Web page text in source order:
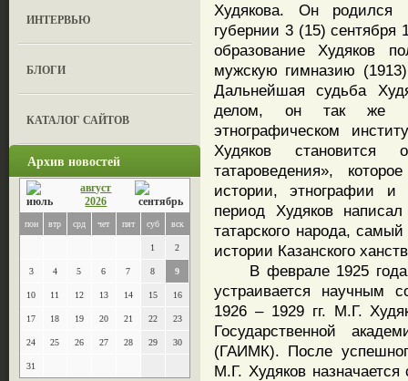
ИНТЕРВЬЮ
БЛОГИ
КАТАЛОГ САЙТОВ
Архив новостей
август
2026
пон втр срд чет пят суб вск
1 2
3 4 5 6 7 8 9
10 11 12 13 14 15 16
17 18 19 20 21 22 23
24 25 26 27 28 29 30
31
Худякова. Он
губернии 3 (15) сентября
образование Худяков
мужскую гимназию
Дальнейшая судьба
делом, он так же
этнографическом
Худяков становится
татароведения»,
истории, этнографии
период Худяков
татарского народа,
истории Казанского
В феврале 1925 года
устраивается научным
1926 – 1929 гг. М.Г.
Государственной
(ГАИМК). После
М.Г. Худяков